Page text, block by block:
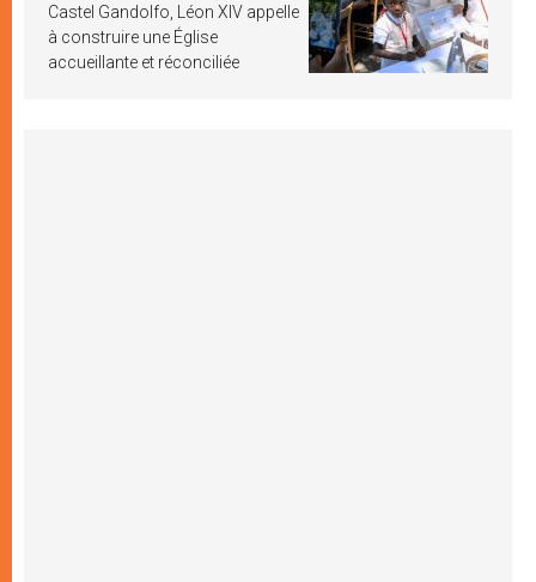
Castel Gandolfo, Léon XIV appelle
à construire une Église
accueillante et réconciliée